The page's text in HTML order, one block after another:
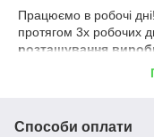
Працюємо в робочі
протягом 3х робочих
розташування
дій, - можливі
працюють відділення
Способи оплати